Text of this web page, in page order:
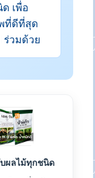
เพื่อ
ที่ดีที่สุด
ร่วมด้วย
บผลไม้ทุกชนิด